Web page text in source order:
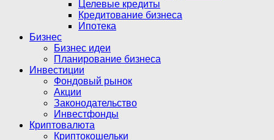
Целевые кредиты
Кредитование бизнеса
Ипотека
Бизнес
Бизнес идеи
Планирование бизнеса
Инвестиции
Фондовый рынок
Акции
Законодательство
Инвестфонды
Криптовалюта
Криптокошельки